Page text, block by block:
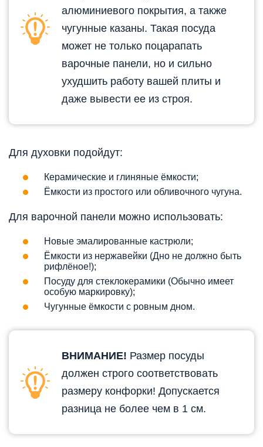
алюминиевого покрытия, а также
чугунные казаны. Такая посуда
может не только поцарапать
варочные панели, но и сильно
ухудшить работу вашей плиты и
даже вывести ее из строя.
Для духовки подойдут:
Керамические и глиняные ёмкости;
Ёмкости из простого или обливочного чугуна.
Для варочной панели можно использовать:
Новые эмалированные кастрюли;
Ёмкости из нержавейки (Дно не должно быть
рифлёное!);
Посуду для стеклокерамики (Обычно имеет
особую маркировку);
Чугунные ёмкости с ровным дном.
ВНИМАНИЕ! Размер посуды
должен строго соответствовать
размеру конфорки! Допускается
разница не более чем в 1 см.